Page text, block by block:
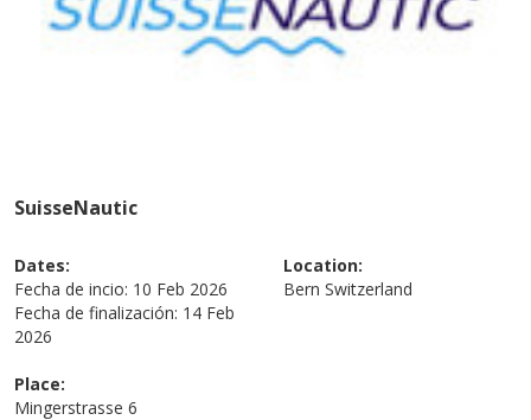
SuisseNautic
Dates:
Fecha de incio: 10 Feb 2026
Fecha de finalización: 14 Feb
2026
Location:
Bern Switzerland
Place:
Mingerstrasse 6